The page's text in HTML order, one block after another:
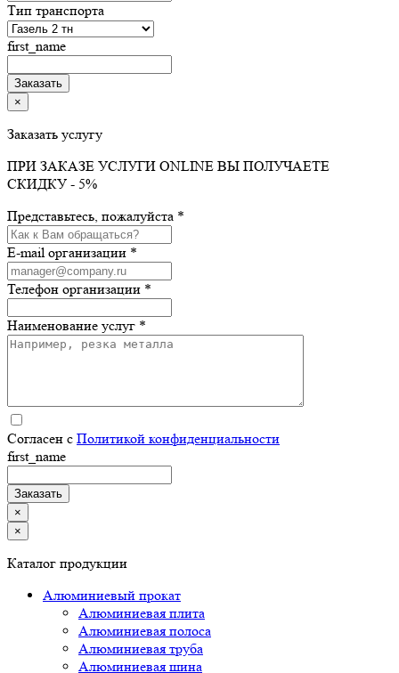
Тип транспорта
first_name
×
Заказать услугу
ПРИ ЗАКАЗЕ УСЛУГИ ONLINE ВЫ ПОЛУЧАЕТЕ
СКИДКУ - 5%
Представьтесь, пожалуйста *
E-mail организации *
Телефон организации *
Наименование услуг *
Согласен с Политикой конфиденциальности
first_name
×
×
Каталог продукции
Алюминиевый прокат
Алюминиевая плита
Алюминиевая полоса
Алюминиевая труба
Алюминиевая шина